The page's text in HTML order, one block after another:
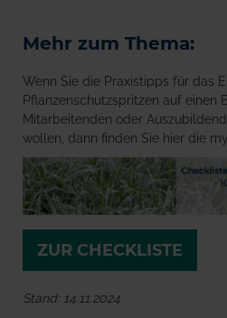
Mehr zum Thema:
Wenn Sie die Praxistipps für das
Pflanzenschutzspritzen auf einen
Mitarbeitenden oder
wollen, dann finden Sie hier die
ZUR CHECKLISTE
Stand: 14.11.2024